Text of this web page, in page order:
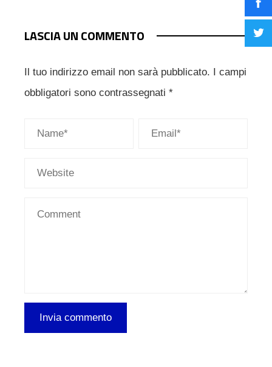
LASCIA UN COMMENTO
Il tuo indirizzo email non sarà pubblicato.
I campi
obbligatori sono contrassegnati *